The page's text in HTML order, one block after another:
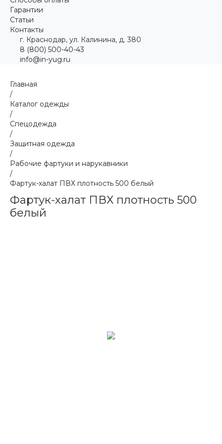
Гарантии
Статьи
Контакты
г. Краснодар, ул. Калинина, д. 380
8 (800) 500-40-43
info@in-yug.ru
Главная
/
Каталог одежды
/
Спецодежда
/
Защитная одежда
/
Рабочие фартуки и нарукавники
/
Фартук-халат ПВХ плотность 500 белый
Фартук-халат ПВХ плотность 500
белый